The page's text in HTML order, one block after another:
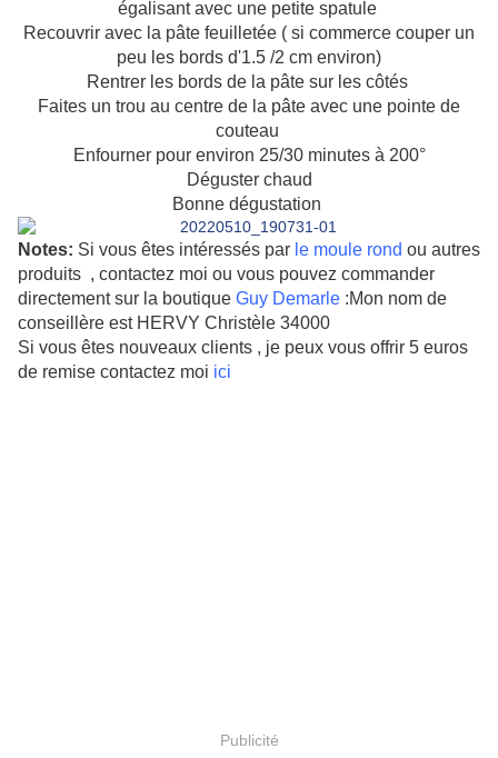
égalisant avec une petite spatule
Recouvrir avec la pâte feuilletée ( si commerce couper un
peu les bords d'1.5 /2 cm environ)
Rentrer les bords de la pâte sur les côtés
Faites un trou au centre de la pâte avec une pointe de
couteau
Enfourner pour environ 25/30 minutes à 200°
Déguster chaud
Bonne dégustation
Notes: Si vous êtes intéressés par le moule rond ou autres
produits , contactez moi ou vous pouvez commander
directement sur la boutique Guy Demarle :Mon nom de
conseillère est HERVY Christèle 34000
Si vous êtes nouveaux clients , je peux vous offrir 5 euros
de remise contactez moi ici
Publicité